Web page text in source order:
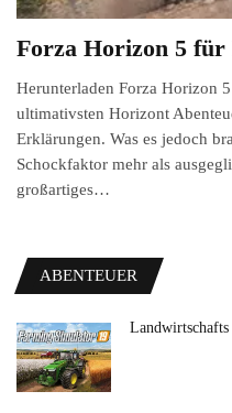
Forza Horizon 5 für
Herunterladen Forza Horizon
ultimativsten Horizont
Erklärungen. Was es jedoch
Schockfaktor mehr als
großartiges…
ABENTEUER